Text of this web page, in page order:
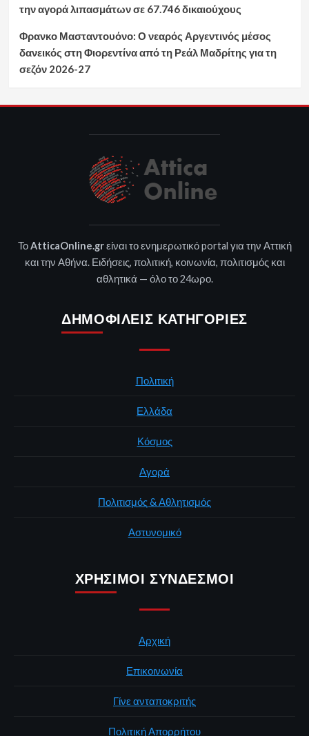
την αγορά λιπασμάτων σε 67.746 δικαιούχους
Φρανκο Μασταντουόνο: Ο νεαρός Αργεντινός μέσος
δανεικός στη Φιορεντίνα από τη Ρεάλ Μαδρίτης για τη
σεζόν 2026-27
ΤοAtticaOnline.grείναι το ενημερωτικό portal για την Αττική
και την Αθήνα. Ειδήσεις, πολιτική, κοινωνία, πολιτισμός και
αθλητικά — όλο το 24ωρο.
ΔΗΜΟΦΙΛΕΊΣ ΚΑΤΗΓΟΡΊΕΣ
Πολιτική
Ελλάδα
Κόσμος
Αγορά
Πολιτισμός & Αθλητισμός
Αστυνομικό
ΧΡΉΣΙΜΟΙ ΣΎΝΔΕΣΜΟΙ
Αρχική
Επικοινωνία
Γίνε ανταποκριτής
Πολιτική Απορρήτου